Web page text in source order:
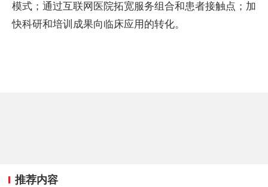
模式；通过互联网医院拓宽服务组合和患者接触点；加
快科研和培训成果向临床应用的转化。
推荐内容